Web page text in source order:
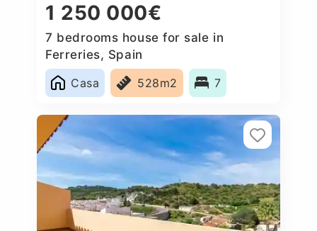
1 250 000€
7 bedrooms house for sale in
Ferreries, Spain
Casa
528m2 7